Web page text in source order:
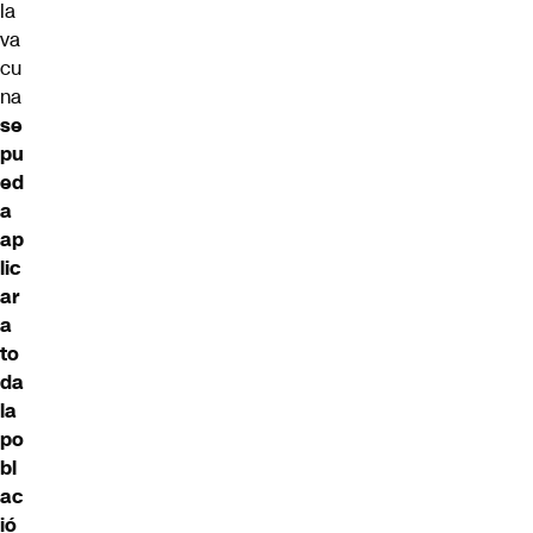
la
va
cu
na
se
pu
ed
a
ap
lic
ar
a
to
da
la
po
bl
ac
ió